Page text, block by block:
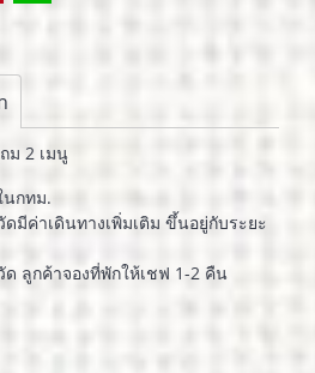
ม 2 เมนู
นกทม.
มีค่าเดินทางเพิ่มเติม ขึ้นอยู่กับระยะ
ลูกค้าจองที่พักให้เชฟ 1-2 คืน